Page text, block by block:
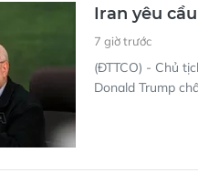
Iran yêu
7 giờ trước
(ĐTTCO) - Chủ
Donald Trump